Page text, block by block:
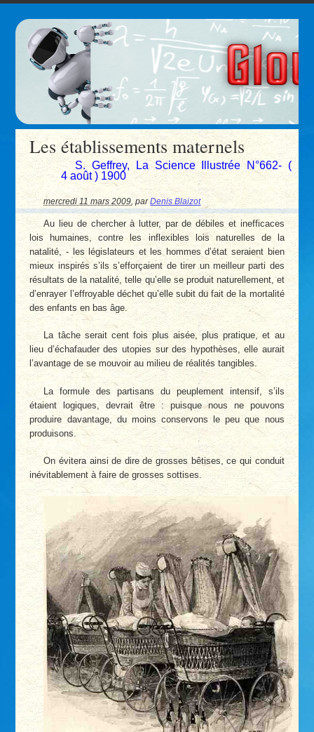
Les établissements maternels
S. Geffrey, La Science Illustrée N°662- (
4 août ) 1900
mercredi 11 mars 2009,parDenis Blaizot
Au lieu de chercher à lutter, par de débiles et inefficaces
lois humaines, contre les inflexibles lois naturelles de la
natalité, - les législateurs et les hommes d’état seraient bien
mieux inspirés s’ils s’efforçaient de tirer un meilleur parti des
résultats de la natalité, telle qu’elle se produit naturellement, et
d’enrayer l’effroyable déchet qu’elle subit du fait de la mortalité
des enfants en bas âge.
La tâche serait cent fois plus aisée, plus pratique, et au
lieu d’échafauder des utopies sur des hypothèses, elle aurait
l’avantage de se mouvoir au milieu de réalités tangibles.
La formule des partisans du peuplement intensif, s’ils
étaient logiques, devrait être : puisque nous ne pouvons
produire davantage, du moins conservons le peu que nous
produisons.
On évitera ainsi de dire de grosses bêtises, ce qui conduit
inévitablement à faire de grosses sottises.